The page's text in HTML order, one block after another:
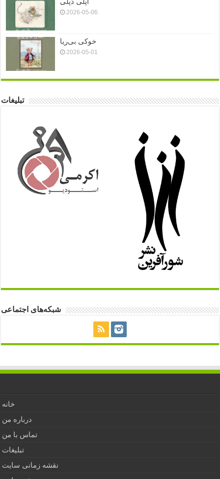
2026-05-06
خوکی بی‌ریا
2026-05-01
تبلیغات
شبکه‌های اجتماعی
خانه
درباره من
تماس با من
تبلیغات
نقشه زمانی سایت